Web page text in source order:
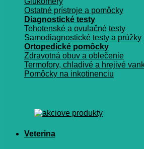
Ostatné prístroje a pomôcky
Diagnostické testy
Tehotenské a ovulačné testy
Samodiagnostické testy a prúžky
Ortopedické pomôcky
Zdravotná obuv a oblečenie
Termofory, chladivé a hrejivé
Pomôcky na inkotinenciu
Veterina